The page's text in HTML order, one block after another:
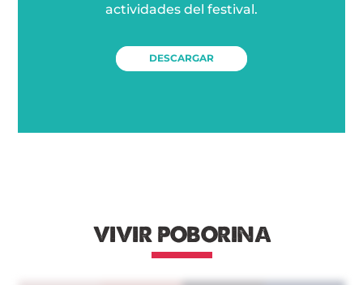
actividades del festival.
DESCARGAR
VIVIR POBORINA